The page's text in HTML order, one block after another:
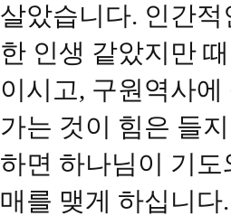
살았습니다. 인간
한 인생 같았지만
이시고, 구원역사
가는 것이 힘은 들
하면 하나님이 기
매를 맺게 하십니